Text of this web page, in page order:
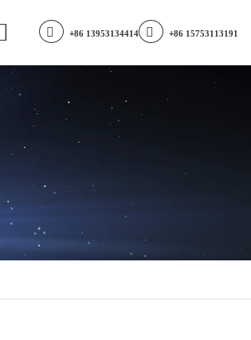
+86 13953134414 +86 15753113191